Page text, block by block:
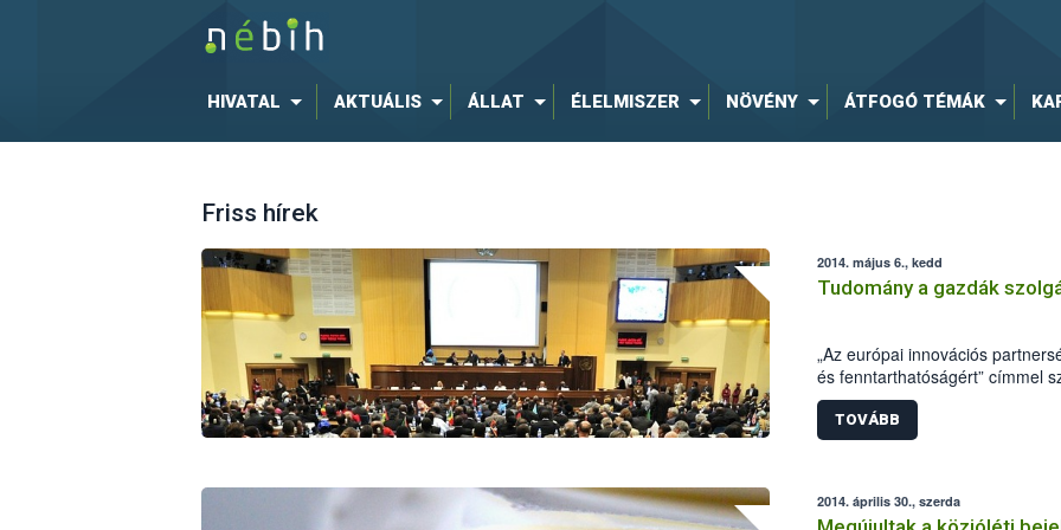
HIVATAL AKTUÁLIS ÁLLAT ÉLELMISZER NÖVÉNY ÁTFOGÓ TÉMÁK
Friss hírek
2014. május 6., kedd
Tudomány a gazdák
„Az európai innovációs
és fenntarthatóságért” címmel
Nemzeti Élelmiszerlánc-
hogy felhívja a figyelmet az
agrárgazdaságban, s ezáltal a
TOVÁBB
2014. április 30., szerda